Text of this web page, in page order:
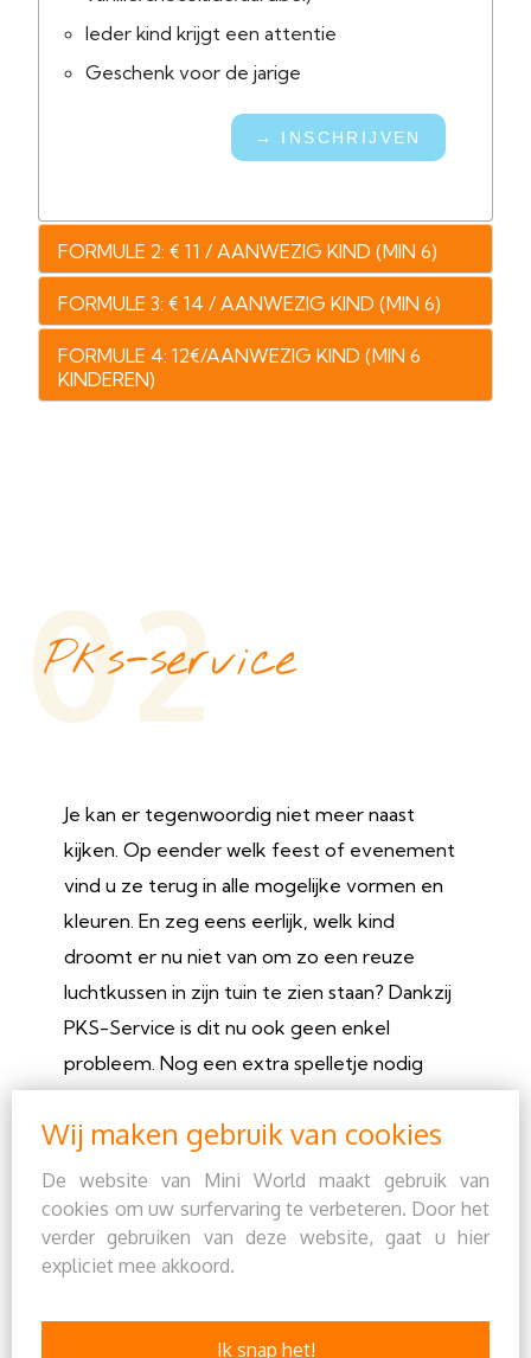
Wij maken gebruik van cookies
De website van Mini World maakt gebruik van
cookies om uw surfervaring te verbeteren. Door het
verder gebruiken van deze website, gaat u hier
expliciet mee akkoord.
Ik snap het!
Ieder kind krijgt een attentie
Geschenk voor de jarige
→ INSCHRIJVEN
FORMULE 2: € 11 / AANWEZIG KIND (MIN 6)
FORMULE 3: € 14 / AANWEZIG KIND (MIN 6)
FORMULE 4: 12€/AANWEZIG KIND (MIN 6
KINDEREN)
02
Pks-service
Je kan er tegenwoordig niet meer naast
kijken. Op eender welk feest of evenement
vind u ze terug in alle mogelijke vormen en
kleuren. En zeg eens eerlijk, welk kind
droomt er nu niet van om zo een reuze
luchtkussen in zijn tuin te zien staan? Dankzij
PKS-Service is dit nu ook geen enkel
probleem. Nog een extra spelletje nodig
ons kan u daarvoor terecht. Door onze
soepele leveringsmogelijkheden, onze lage
prijs, en onze gespecialiseerde medewerkers
hoeft u zeker niet langer te twijfelen. Kijk
daarom zeker naar ons aanbod en hopelijk
klik hier voor meer info